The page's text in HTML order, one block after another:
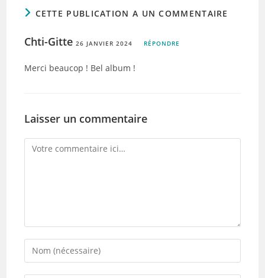
CETTE PUBLICATION A UN COMMENTAIRE
Chti-Gitte 26 JANVIER 2024 RÉPONDRE
Merci beaucop ! Bel album !
Laisser un commentaire
Comment
Enter
your
name